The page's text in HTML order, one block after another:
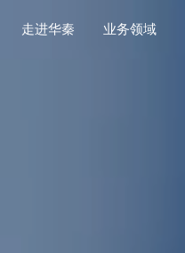
走进华秦 业务领域